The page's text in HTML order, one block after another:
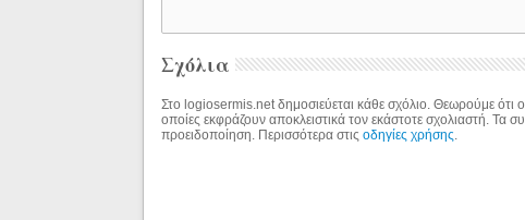
Σχόλια
Στο logiosermis.net δημοσιεύεται κάθε σχόλιο. Θεωρούμε ότι ο
οποίες εκφράζουν αποκλειστικά τον εκάστοτε σχολιαστή. Τα
προειδοποίηση. Περισσότερα στιςοδηγίες χρήσης.